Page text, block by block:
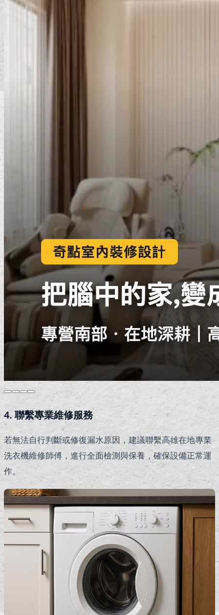
4.聯繫專業維修服務
若無法自行判斷或修復漏水原因，建議聯繫高雄在地專業
洗衣機維修師傅，進行全面檢測與保養，確保設備正常運
作。